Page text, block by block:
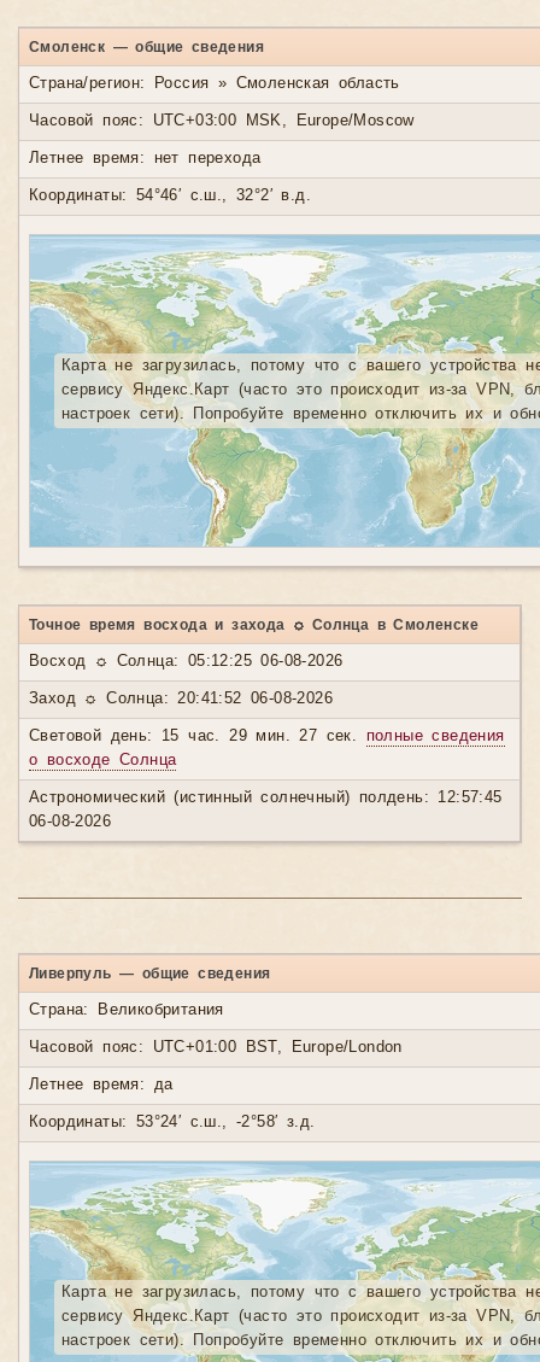
Смоленск — общие сведения
Страна/регион: Россия » Смоленская область
Часовой пояс: UTC+03:00 MSK, Europe/Moscow
Летнее время: нет перехода
Координаты: 54°46′ с.ш., 32°2′ в.д.
Карта не загрузилась, потому что с вашего устройства
сервису Яндекс.Карт (часто это происходит из-за VPN,
настроек сети). Попробуйте временно отключить их и
Точное время восхода и захода ☼ Солнца в Смоленске
Восход ☼ Солнца: 05:12:25 06-08-2026
Заход ☼ Солнца: 20:41:52 06-08-2026
Световой день: 15 час. 29 мин. 27 сек. полные сведения
о восходе Солнца
Астрономический (истинный солнечный) полдень: 12:57:45
06-08-2026
Ливерпуль — общие сведения
Страна: Великобритания
Часовой пояс: UTC+01:00 BST, Europe/London
Летнее время: да
Координаты: 53°24′ с.ш., -2°58′ з.д.
Карта не загрузилась, потому что с вашего устройства
сервису Яндекс.Карт (часто это происходит из-за VPN,
настроек сети). Попробуйте временно отключить их и